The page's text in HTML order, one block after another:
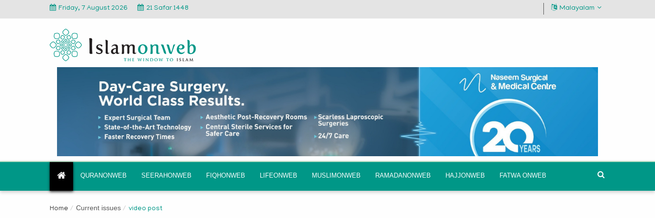
Friday, 7 August 2026 21 Safar 1448 Malayalam
QURANONWEB SEERAHONWEB FIQHONWEB LIFEONWEB MUSLIMONWEB RAMADANONWEB HAJJONWEB FATWA ONWEB
Home Current issues video post